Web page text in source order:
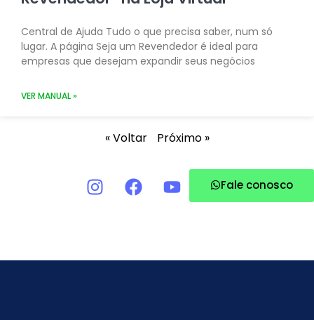
Central de Ajuda Tudo o que precisa saber, num só
lugar. A página Seja um Revendedor é ideal para
empresas que desejam expandir seus negócios
VER MANUAL »
« Voltar Próximo »
Fale conosco